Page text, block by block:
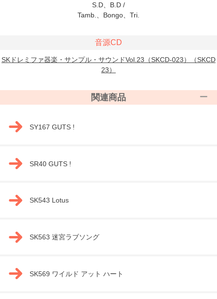
S.D、B.D /
Tamb.、Bongo、Tri.
音源CD
SKドレミファ器楽・サンプル・サウンドVol.23（SKCD-023）（SKCD
23）
関連商品
SY167 GUTS !
SR40 GUTS !
SK543 Lotus
SK563 迷宮ラブソング
SK569 ワイルド アット ハート